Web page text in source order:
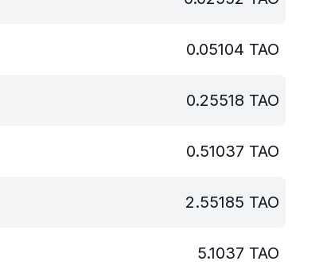
0.05104 TAO
0.25518 TAO
0.51037 TAO
2.55185 TAO
5.1037 TAO